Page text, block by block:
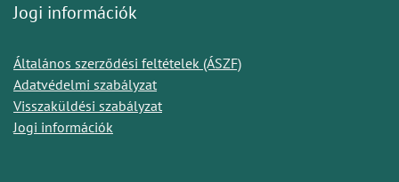
Jogi információk
Általános szerződési feltételek (ÁSZF)
Adatvédelmi szabályzat
Visszaküldési szabályzat
Jogi információk